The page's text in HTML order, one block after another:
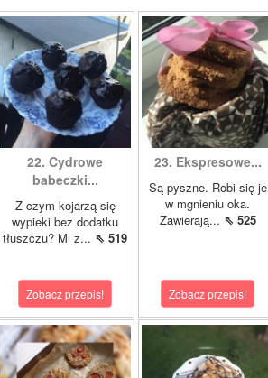
22. Cydrowe
babeczki...
Z czym kojarzą się
wypieki bez dodatku
tłuszczu? Mi z... ⇖ 519
Zobacz przepis!
23. Ekspresowe...
Są pyszne. Robi się je
w mgnieniu oka.
Zawierają... ⇖ 525
Zobacz przepis!